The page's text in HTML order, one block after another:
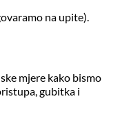
na upite).
mjere kako bismo
gubitka i